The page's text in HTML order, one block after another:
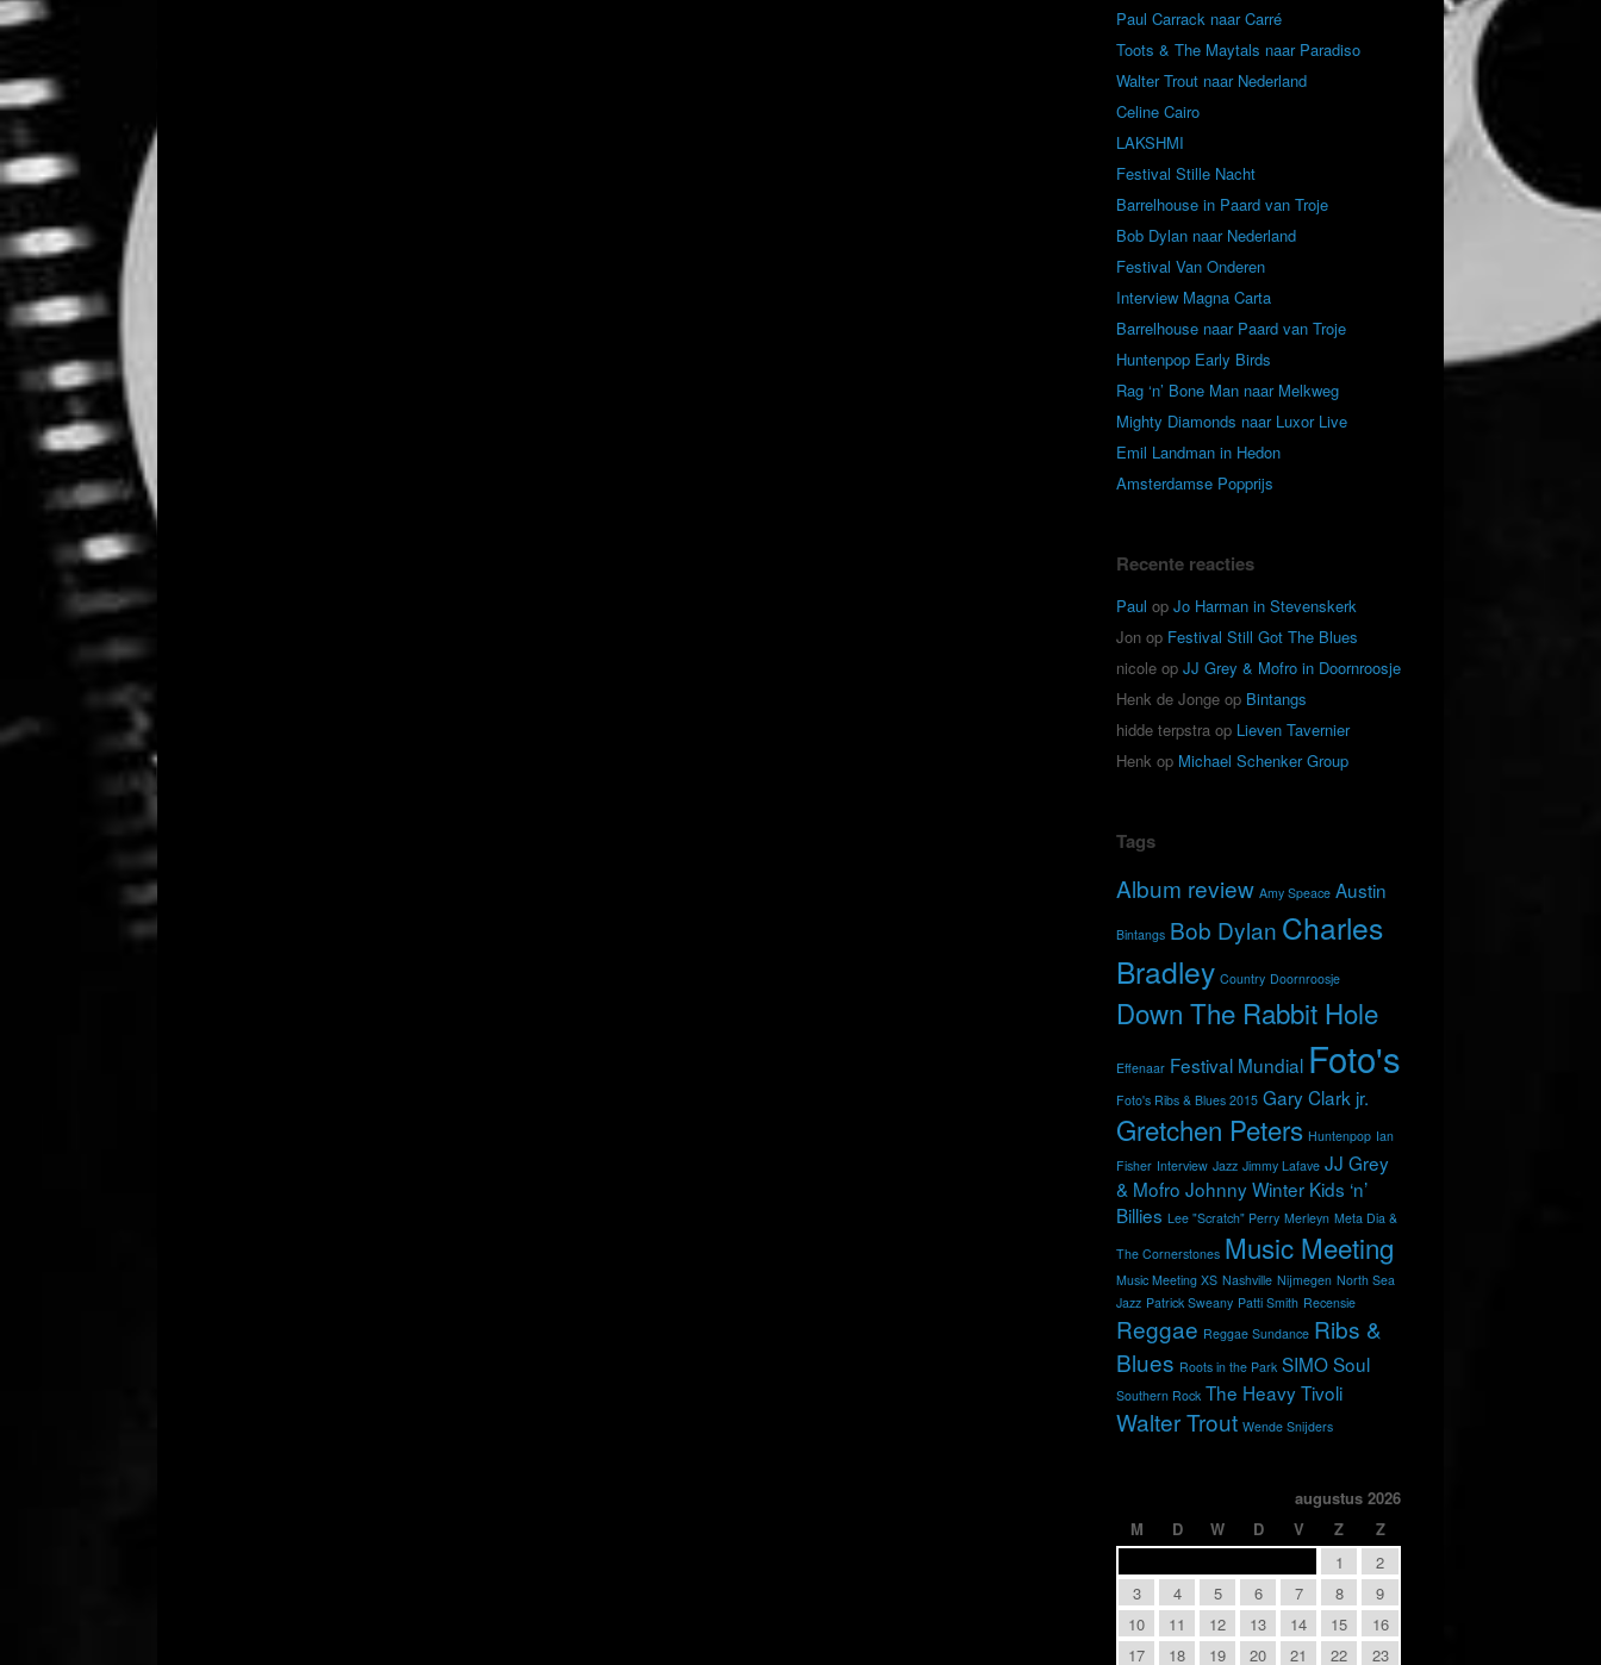
Paul Carrack naar Carré
Toots & The Maytals naar Paradiso
Walter Trout naar Nederland
Celine Cairo
LAKSHMI
Festival Stille Nacht
Barrelhouse in Paard van Troje
Bob Dylan naar Nederland
Festival Van Onderen
Interview Magna Carta
Barrelhouse naar Paard van Troje
Huntenpop Early Birds
Rag ‘n’ Bone Man naar Melkweg
Mighty Diamonds naar Luxor Live
Emil Landman in Hedon
Amsterdamse Popprijs
Recente reacties
Paul opJo Harman in Stevenskerk
Jon op Festival Still Got The Blues
nicole opJJ Grey & Mofro in Doornroosje
Henk de Jonge op Bintangs
hidde terpstra op Lieven Tavernier
Henk op Michael Schenker Group
Tags
Album review Amy Speace Austin
Bintangs Bob Dylan Charles
Bradley Country Doornroosje
Down The Rabbit Hole
Effenaar Festival Mundial Foto's
Foto's Ribs & Blues 2015 Gary Clark jr.
Gretchen Peters Huntenpop Ian
Fisher Interview Jazz Jimmy Lafave JJ Grey
& Mofro Johnny Winter Kids ‘n’
Billies Lee "Scratch" Perry Merleyn Meta Dia &
The Cornerstones Music Meeting
Music Meeting XS Nashville Nijmegen North Sea
Jazz Patrick Sweany Patti Smith Recensie
Reggae Reggae Sundance Ribs &
Blues Roots in the Park SIMOSoul
Southern Rock The HeavyTivoli
Walter Trout Wende Snijders
augustus 2026
M
D W D V Z
Z
1
2
3
4 5 6 7 8
9
10
11 12 13 14 15
16
17
18 19 20 21 22 23